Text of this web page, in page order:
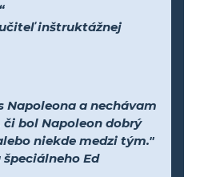
inštruktážnej
Napoleona a nechávam
bol Napoleon dobrý
niekde medzi tým."
Ed